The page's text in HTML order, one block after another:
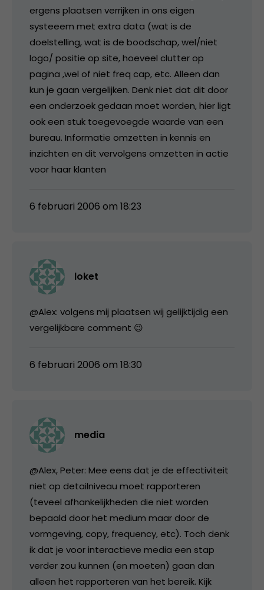
ergens plaatsen verrijken in ons eigen
systeeem met extra data (wat is de
doelstelling, wat is de boodschap, wel/niet
logo/ positie op site, hoeveel clutter op
pagina ,wel of niet freq cap, etc. Alleen dan
kun je gaan vergelijken. Denk niet dat dit door
een onderzoek gedaan moet worden, hier ligt
ook een stuk toegevoegde waarde van een
bureau. Informatie omzetten in kennis en
inzichten en dit vervolgens omzetten in actie
voor haar klanten
6 februari 2006 om 18:23
loket
@Alex: volgens mij plaatsen wij gelijktijdig een
vergelijkbare comment 😉
6 februari 2006 om 18:30
media
@Alex, Peter: Mee eens dat je de effectiviteit
niet op detailniveau moet rapporteren
(teveel afhankelijkheden die niet worden
bepaald door het medium maar door de
vormgeving, copy, frequency, etc). Toch denk
ik dat je voor interactieve media een stap
verder zou kunnen (en moeten) gaan dan
alleen het rapporteren van het bereik. Kijk